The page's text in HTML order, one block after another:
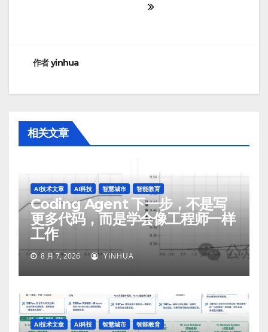
作者yinhua
相关文章
AI技术文章 AI科技 智慧城市 智能教育
Coding Agent 下一步，不是写
更多代码，而是学会像工程师一样
工作
8 月 7, 2026 YINHUA
AI技术文章 AI科技 智慧城市 智能教育